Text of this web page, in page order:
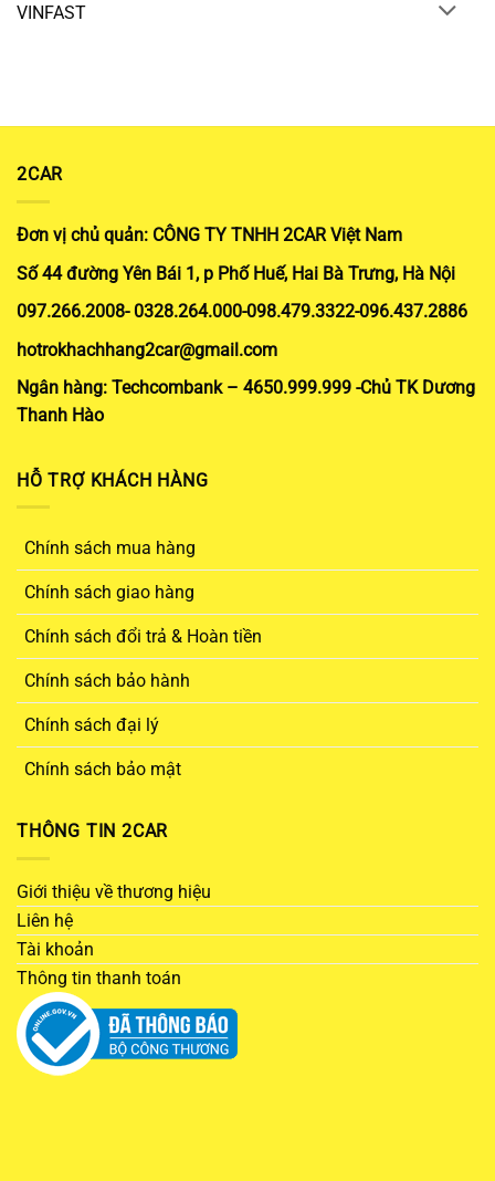
VINFAST
2CAR
Đơn vị chủ quản: CÔNG TY TNHH 2CAR Việt Nam
Số 44 đường Yên Bái 1, p Phố Huế, Hai Bà Trưng, Hà Nội
097.266.2008- 0328.264.000-098.479.3322-096.437.2886
hotrokhachhang2car@gmail.com
Ngân hàng: Techcombank – 4650.999.999 -Chủ TK Dương
Thanh Hào
HỖ TRỢ KHÁCH HÀNG
Chính sách mua hàng
Chính sách giao hàng
Chính sách đổi trả & Hoàn tiền
Chính sách bảo hành
Chính sách đại lý
Chính sách bảo mật
THÔNG TIN 2CAR
Giới thiệu về thương hiệu
Liên hệ
Tài khoản
Thông tin thanh toán